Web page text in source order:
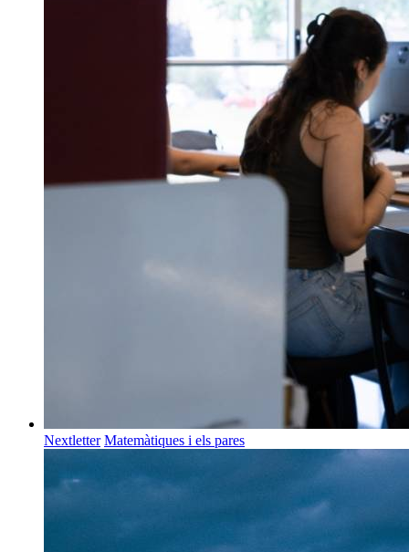
Nextletter Matemàtiques i els pares